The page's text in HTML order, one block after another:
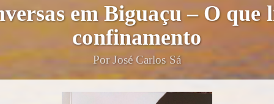
em Biguaçu – O que
confinamento
Por José Carlos Sá